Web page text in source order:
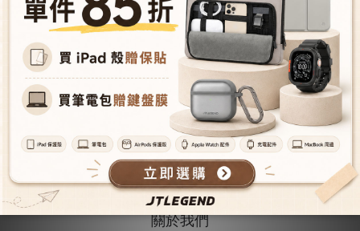
關於我們